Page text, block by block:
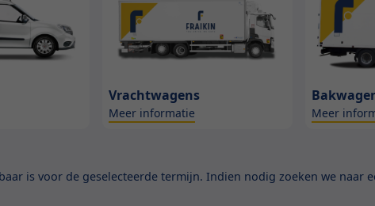
Vrachtwagens
Meer informatie Meer
is voor de geselecteerde termijn. Indien nodig zoeken we naar